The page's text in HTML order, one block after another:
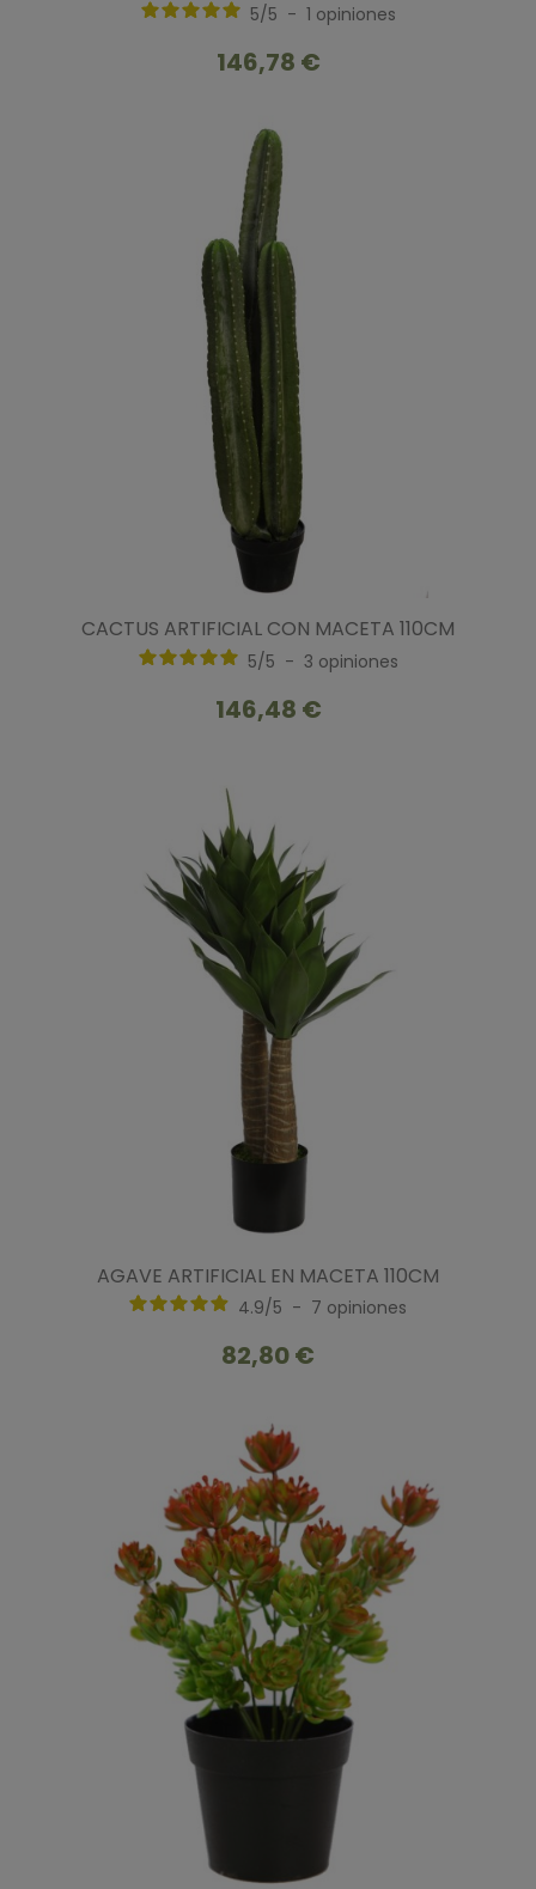
5/5 - 1 opiniones
146,78 €
CACTUS ARTIFICIAL CON MACETA 110CM
5/5 - 3 opiniones
146,48 €
AGAVE ARTIFICIAL EN MACETA 110CM
4.9/5 - 7 opiniones
82,80 €